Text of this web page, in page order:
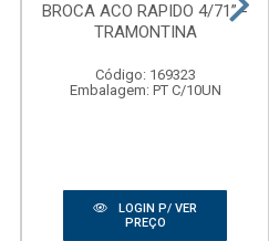
BROCA ACO RAPIDO 4/71” -
TRAMONTINA
Código: 169323
Embalagem: PT C/10UN
LOGIN P/ VER
PREÇO